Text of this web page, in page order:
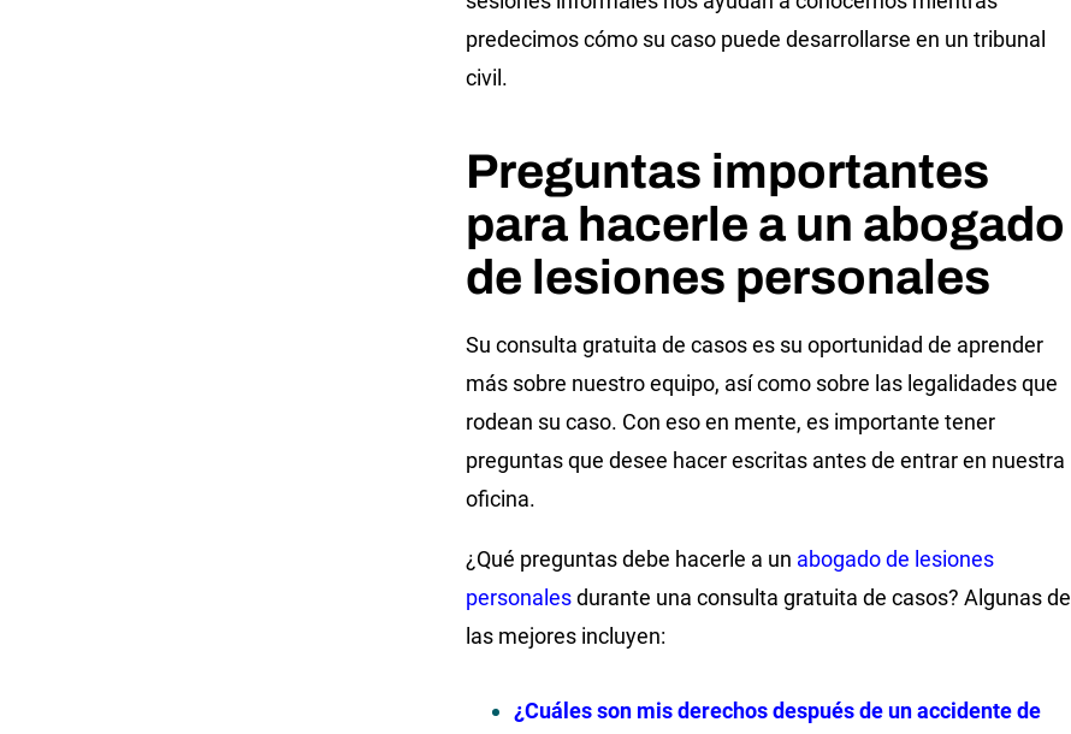
predecimos cómo su caso puede desarrollarse en un tribunal
civil.
Preguntas importantes
para hacerle a un abogado
de lesiones personales
Su consulta gratuita de casos es su oportunidad de aprender
más sobre nuestro equipo, así como sobre las legalidades que
rodean su caso. Con eso en mente, es importante tener
preguntas que desee hacer escritas antes de entrar en nuestra
oficina.
¿Qué preguntas debe hacerle a un abogado de lesiones
personalesdurante una consulta gratuita de casos? Algunas de
las mejores incluyen:
¿Cuáles son mis derechos después de un accidente de